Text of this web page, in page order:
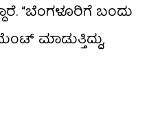
“ಬೆಂಗಳೂರಿಗೆ ಬಂದು
ಮಾಡುತ್ತಿದ್ದು,